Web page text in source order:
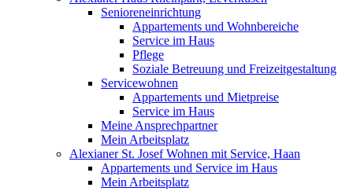
Senioreneinrichtung
Appartements und Wohnbereiche
Service im Haus
Pflege
Soziale Betreuung und Freizeitgestaltung
Servicewohnen
Appartements und Mietpreise
Service im Haus
Meine Ansprechpartner
Mein Arbeitsplatz
Alexianer St. Josef Wohnen mit Service, Haan
Appartements und Service im Haus
Mein Arbeitsplatz